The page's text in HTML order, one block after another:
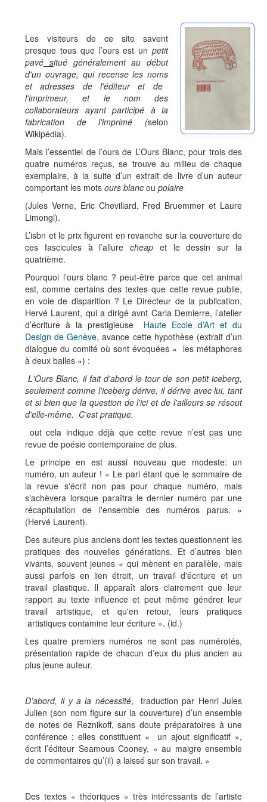
Les visiteurs de ce site savent
presque tous que l’ours est unpetit
pavé situé généralement au début
d'un ouvrage, qui recense les noms
et adresses de l'éditeur et de
l'imprimeur, et le nom des
collaborateurs ayant participé à la
fabrication de l'imprimé (selon
Wikipédia).
Mais l’essentiel de l’ours de L’Ours Blanc, pour trois des
quatre numéros reçus, se trouve au milieu de chaque
exemplaire, à la suite d’un extrait de livre d’un auteur
comportant les mots ours blanc ou polaire
(Jules Verne, Eric Chevillard, Fred Bruemmer et Laure
Limongi).
L’isbn et le prix figurent en revanche sur la couverture de
ces fascicules à l’allurecheap et le dessin sur la
quatrième.
Pourquoi l’ours blanc ? peut-être parce que cet animal
est, comme certains des textes que cette revue publie,
en voie de disparition ? Le Directeur de la publication,
Hervé Laurent, qui a dirigé avnt Carla Demierre, l’atelier
d’écriture à la prestigieuse Haute Ecole d’Art et du
Design de Genève, avance cette hypothèse (extrait d’un
dialogue du comité où sont évoquées « les métaphores
à deux balles ») :
L'Ours Blanc, il fait d'abord le tour de son petit iceberg,
seulement comme l'iceberg dérive, il dérive avec lui, tant
et si bien que la question de l'ici et de l'ailleurs se résout
d'elle-même. C'est pratique.
out cela indique déjà que cette revue n’est pas une
revue de poésie contemporaine de plus.
Le principe en est aussi nouveau que modeste: un
numéro, un auteur ! « Le pari étant que le sommaire de
la revue s'écrit non pas pour chaque numéro, mais
s'achèvera lorsque paraîtra le dernier numéro par une
récapitulation de l'ensemble des numéros parus. »
(Hervé Laurent).
Des auteurs plus anciens dont les textes questionnent les
pratiques des nouvelles générations. Et d’autres bien
vivants, souvent jeunes « qui mènent en parallèle, mais
aussi parfois en lien étroit, un travail d'écriture et un
travail plastique. Il apparaît alors clairement que leur
rapport au texte influence et peut même générer leur
travail artistique, et qu'en retour, leurs pratiques
artistiques contamine leur écriture ». (id.)
Les quatre premiers numéros ne sont pas numérotés,
présentation rapide de chacun d’eux du plus ancien au
plus jeune auteur.
D’abord, il y a la nécessité, traduction par Henri Jules
Julien (son nom figure sur la couverture) d’un ensemble
de notes de Reznikoff, sans doute préparatoires à une
conférence ; elles constituent « un ajout significatif »,
écrit l’éditeur Seamous Cooney, « au maigre ensemble
de commentaires qu’(il) a laissé sur son travail. »
Des textes « théoriques » très intéressants de l’artiste